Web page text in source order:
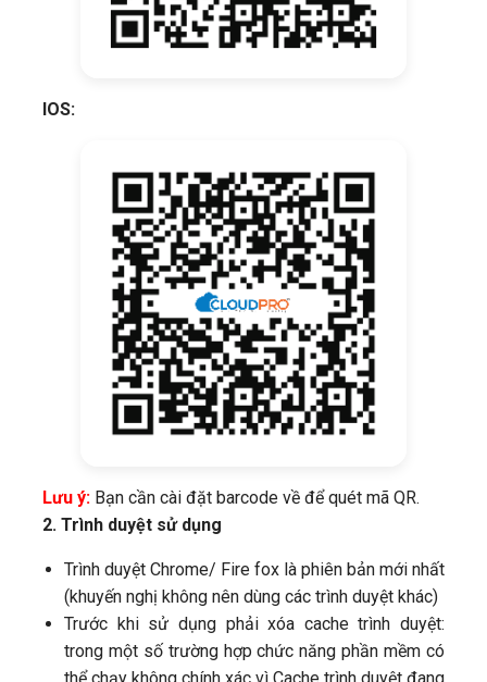
IOS:
Lưu ý: Bạn cần cài đặt barcode về để quét mã QR.
2. Trình duyệt sử dụng
Trình duyệt Chrome/ Fire fox là phiên bản mới nhất
(khuyến nghị không nên dùng các trình duyệt khác)
Trước khi sử dụng phải xóa cache trình duyệt:
trong một số trường hợp chức năng phần mềm có